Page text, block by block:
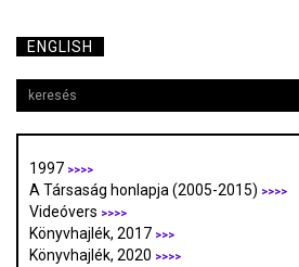
ENGLISH
1997 >>>>
A Társaság honlapja (2005-2015) >>>>
Videóvers >>>>
Könyvhajlék, 2017 >>>
Könyvhajlék, 2020 >>>>